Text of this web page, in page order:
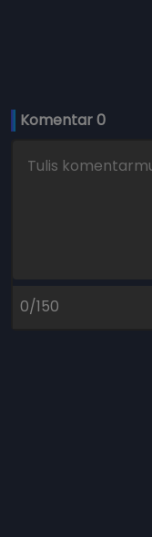
Komentar 0
0/150